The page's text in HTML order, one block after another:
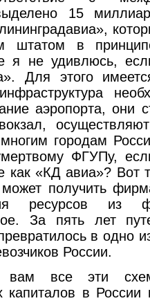
15
штатом в
я не удивлюсь,
Для этого
аэропорта, они
городам
ФГУПу,
как «КД авиа»? Вот
получить
ресурсов из
За пять лет
в одно
России.
вам все эти
капиталов в России